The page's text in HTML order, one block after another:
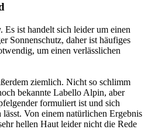
Es ist handelt sich leider um einen
Sonnenschutz, daher ist häufiges
um einen verlässlichen
ziemlich. Nicht so schlimm
bekannte Labello Alpin, aber
formuliert ist und sich
lässt. Von einem natürlichen Ergebnis
hellen Haut leider nicht die Rede